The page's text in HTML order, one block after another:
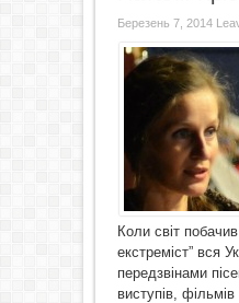
Березень 7, 2014
Коли світ
екстреміст” вся
передзвінами
виступів,